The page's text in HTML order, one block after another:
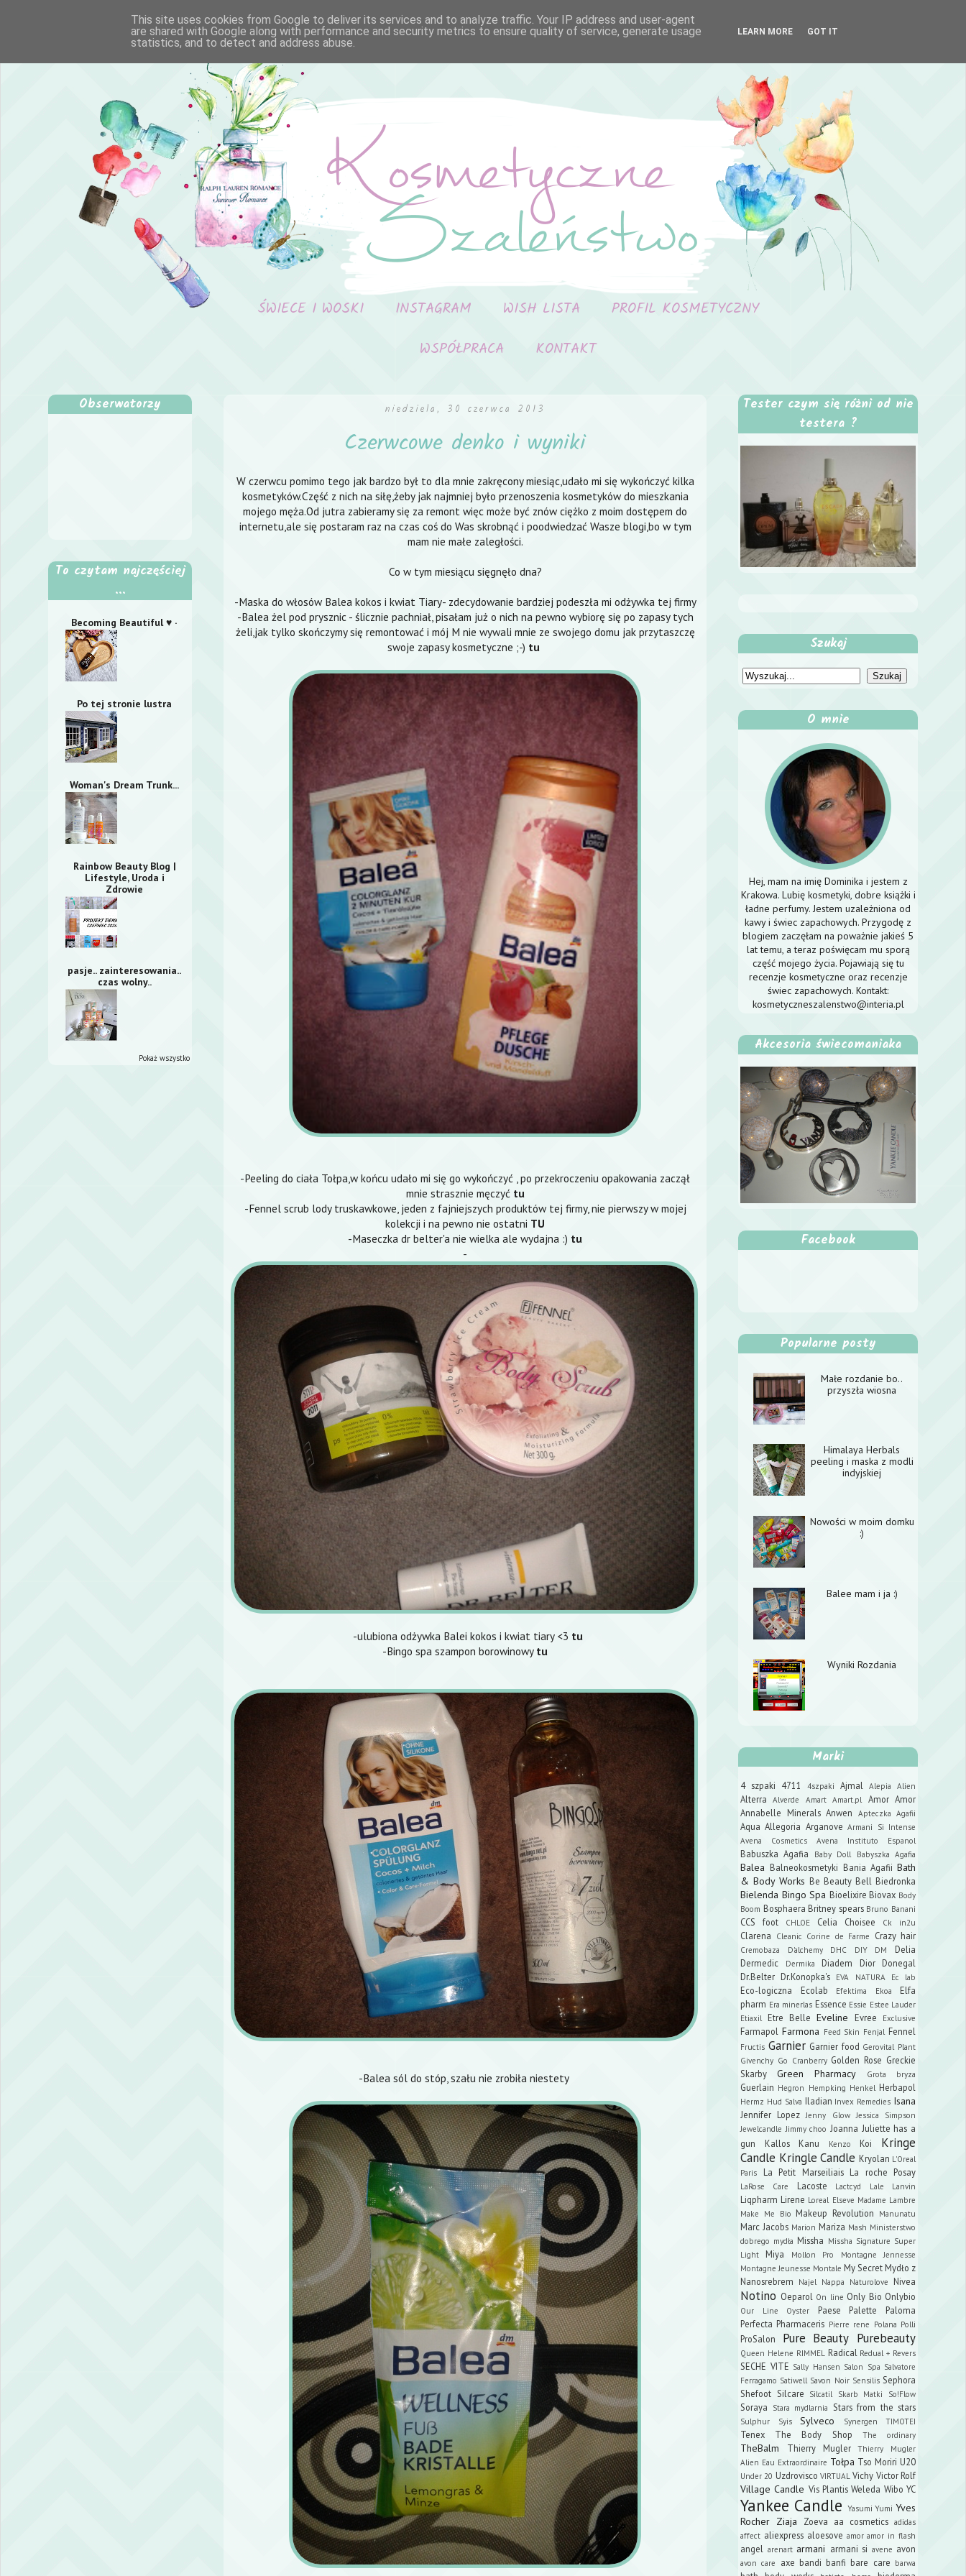
ŚWIECE I WOSKI INSTAGRAM WISH LISTA
PROFIL KOSMETYCZNY
WSPÓŁPRACA
KONTAKT
niedziela, 30 czerwca 2013
Czerwcowe denko i wyniki
W czerwcu pomimo tego jak bardzo był to dla mnie zakręcony miesiąc,udało mi się wykończyć kilka
kosmetyków.Część z nich na siłę,żeby jak najmniej było przenoszenia kosmetyków do mieszkania
mojego męża.Od jutra zabieramy się za remont więc może być znów ciężko z moim dostępem do
internetu,ale się postaram raz na czas coś do Was skrobnąć i poodwiedzać Wasze blogi,bo w tym
mam nie małe zaległości.
Co w tym miesiącu sięgnęło dna?
-Maska do włosów Balea kokos i kwiat Tiary- zdecydowanie bardziej podeszła mi odżywka tej firmy
-Balea żel pod prysznic - ślicznie pachniał, pisałam już o nich na pewno wybiorę się po zapasy tych
żeli,jak tylko skończymy się remontować i mój M nie wywali mnie ze swojego domu jak przytaszczę
swoje zapasy kosmetyczne ;-) tu
-Peeling do ciała Tołpa,w końcu udało mi się go wykończyć , po przekroczeniu opakowania zaczął
mnie strasznie męczyćtu
-Fennel scrub lody truskawkowe, jeden z fajniejszych produktów tej firmy, nie pierwszy w mojej
kolekcji i na pewno nie ostatni TU
-Maseczka dr belter'a nie wielka ale wydajna :) tu
-
-ulubiona odżywka Balei kokos i kwiat tiary <3 tu
-Bingo spa szampon borowinowy tu
-Balea sól do stóp, szału nie zrobiła niestety
Obserwatorzy
To czytam najczęściej
...
Becoming Beautiful ♥ ·
Po tej stronie lustra
Woman's Dream Trunk...
Rainbow Beauty Blog |
Lifestyle, Uroda i
Zdrowie
pasje.. zainteresowania..
czas wolny..
Pokaż wszystko
Tester czym się różni od nie
testera ?
Szukaj
O mnie
Hej, mam na imię Dominika i jestem z
Krakowa. Lubię kosmetyki, dobre książki i
ładne perfumy. Jestem uzależniona od
kawy i świec zapachowych. Przygodę z
blogiem zaczęłam na poważnie jakieś 5
lat temu, a teraz poświęcam mu sporą
część mojego życia. Pojawiają się tu
recenzje kosmetyczne oraz recenzje
świec zapachowych. Kontakt:
kosmetyczneszalenstwo@interia.pl
Akcesoria świecomaniaka
Facebook
Popularne posty
Małe rozdanie bo..
przyszła wiosna
Himalaya Herbals
peeling i maska z modli
indyjskiej
Nowości w moim domku
:)
Balee mam i ja :)
Wyniki Rozdania
Marki
4 szpaki 4711 4szpaki Ajmal Alepia Alien
Alterra Alverde Amart Amart.pl
Amor Amor
Annabelle Minerals Anwen Apteczka Agafii
Aqua Allegoria Arganove Armani Si Intense
Avena Cosmetics
Avena Instituto Espanol
Babuszka Agafia Baby Doll Babyszka Agafia
Balea Balneokosmetyki Bania Agafii Bath
& Body Works Be Beauty Bell Biedronka
Bielenda Bingo Spa Bioelixire Biovax Body
Boom Bosphaera Britney spears Bruno Banani
CCS foot CHLOE Celia Choisee Ck in2u
Clarena Cleanic Corine de Farme Crazy hair
Cremobaza D'alchemy DHC DIY DM
Delia
Dermedic
Dermika Diadem Dior
Donegal
Dr.Belter Dr.Konopka's EVA NATURA Ec lab
Eco-logiczna Ecolab Efektima Ekoa
Elfa
pharm Era minerlas Essence Essie Estee Lauder
Etiaxil
Etre Belle Eveline Evree Exclusive
Farmapol Farmona Feed Skin Fenjal Fennel
Fructis Garnier Garnier food Gerovital Plant
Givenchy Go Cranberry Golden Rose Greckie
Skarby
Green Pharmacy Grota bryza
Guerlain Hegron Hempking Henkel Herbapol
Hermz Hud Salva Iladian Invex Remedies Isana
Jennifer Lopez Jenny Glow Jessica Simpson
Jewelcandle Jimmy choo Joanna Juliette has a
gun
Kallos Kanu Kenzo Koi
Kringe
Candle Kringle Candle Kryolan L'Oreal
Paris
La Petit Marseiliais La roche Posay
LaRose Care Lacoste Lactcyd Lale Lanvin
Liqpharm Lirene Loreal Elseve Madame Lambre
Make Me Bio Makeup Revolution Manunatu
Marc Jacobs Marion Mariza Mash Ministerstwo
dobrego mydła Missha Missha Signature Super
Light
Miya Mollon Pro
Montagne Jennesse
Montagne Jeunesse Montale My Secret Mydło z
Nanosrebrem
Najel Nappa Naturolove Nivea
Notino Oeparol On line Only Bio Onlybio
Our Line Oyster Paese Palette
Paloma
Perfecta Pharmaceris Pierre rene Polana Polli
ProSalon Pure Beauty Purebeauty
Queen Helene RIMMEL Radical Redual + Revers
SECHE VITE Sally Hansen Salon Spa Salvatore
Ferragamo Satiwell Savon Noir Sensilis Sephora
Shefoot Silcare Silcatil Skarb Matki So!Flow
Soraya Stara mydlarnia Stars from the stars
Sulphur Syis Sylveco Synergen TIMOTEI
Tenex The Body Shop The ordinary
TheBalm Thierry Mugler
Thierry Mugler
Alien Eau Extraordinaire Tołpa Tso Moriri U20
Under 20 Uzdrovisco VIRTUAL Vichy Victor Rolf
Village Candle Vis Plantis Weleda Wibo YC
Yankee Candle Yasumi Yumi Yves
Rocher Ziaja Zoeva aa cosmetics adidas
affect aliexpress aloesove amor amor in flash
angel arenart armani armani si avene avon
avon care axe bandi banfi bare care barwa
This site uses cookies from Google to deliver its services and to analyze traffic. Your IP address and user-agent
are shared with Google along with performance and security metrics to ensure quality of service, generate usage
statistics, and to detect and address abuse.
LEARN MORE GOT IT